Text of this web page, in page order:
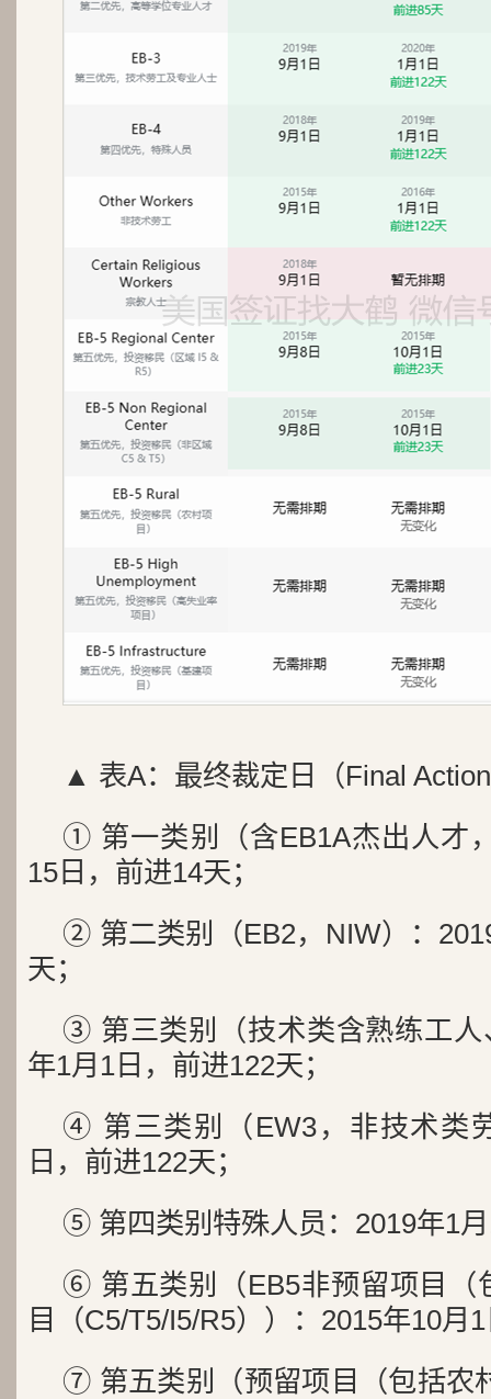
▲ 表A：最终裁定日（Final
① 第一类别（含EB1A杰出人才
15日，前进14天；
② 第二类别（EB2，NIW）：
天；
③ 第三类别（技术类含熟练工人
年1月1日，前进122天；
④ 第三类别（EW3，非技术类
日，前进122天；
⑤ 第四类别特殊人员：2019年1
⑥ 第五类别（EB5非预留项目（
目（C5/T5/I5/R5））：2015年10月
⑦ 第五类别（预留项目（包括农